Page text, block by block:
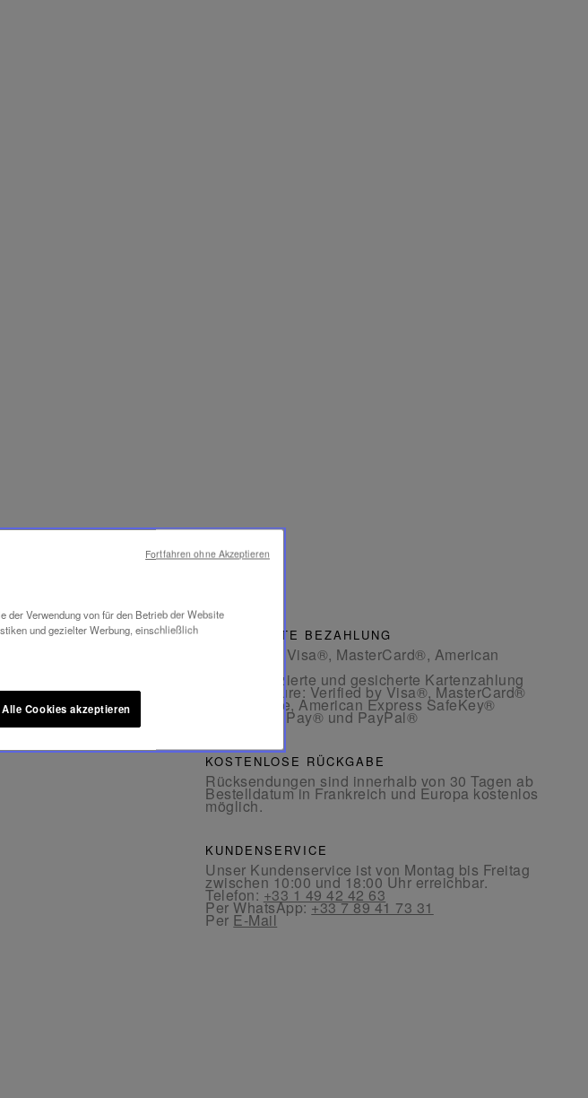
GESICHERTE BEZAHLUNG
- Per Karte: Visa®, MasterCard®, American
- Authentifizierte und gesicherte Kartenzahlung
mit 3D Secure: Verified by Visa®, MasterCard®
SecureCode, American Express SafeKey®
- Per Apple Pay® und PayPal®
KOSTENLOSE RÜCKGABE
Rücksendungen sind innerhalb von 30 Tagen ab
Bestelldatum in Frankreich und Europa kostenlos
möglich.
KUNDENSERVICE
Unser Kundenservice ist von Montag bis Freitag
zwischen 10:00 und 18:00 Uhr erreichbar.
Telefon:+33 1 49 42 42 63
Per WhatsApp:+33 7 89 41 73 31
Per E-Mail
Verwendung von für den Betrieb der Website
und gezielter Werbung, einschließlich
Alle Cookies akzeptieren
Fortfahren ohne Akzeptieren